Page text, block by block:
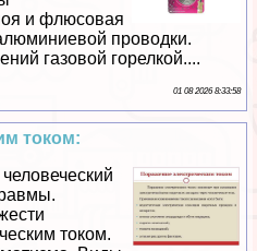
и флюсовая
проводки.
газовой горелкой....
01 08 2026 8:33:58
током:
током.